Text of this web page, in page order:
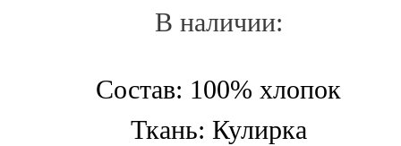
В наличии:
Состав: 100% хлопок
Ткань: Кулирка